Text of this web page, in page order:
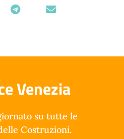
Venezia
su tutte le
Costruzioni.